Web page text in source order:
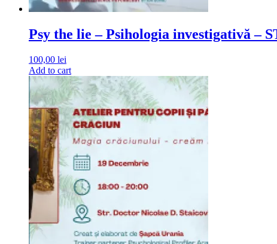
Psy the lie – Psihologia investigativă –
100,00 lei
Add to cart